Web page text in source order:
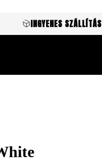
INGYENES SZÁLLÍTÁS